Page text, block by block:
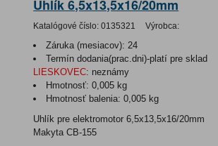
Uhlík 6,5x13,5x16/20mm
Katalógové číslo: 0135321 Výrobca:
Záruka (mesiacov): 24
Termín dodania(prac.dni)-platí pre sklad
LIESKOVEC: neznámy
Hmotnosť:0,005 kg
Hmotnosť balenia:0,005 kg
Uhlík pre elektromotor 6,5x13,5x16/20mm
Makyta CB-155